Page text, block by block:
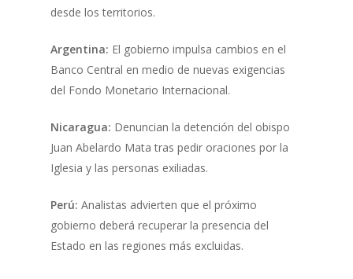
desde los territorios.
Argentina: El gobierno impulsa cambios en el
Banco Central en medio de nuevas exigencias
del Fondo Monetario Internacional.
Nicaragua: Denuncian la detención del obispo
Juan Abelardo Mata tras pedir oraciones por la
Iglesia y las personas exiliadas.
Perú: Analistas advierten que el próximo
gobierno deberá recuperar la presencia del
Estado en las regiones más excluidas.